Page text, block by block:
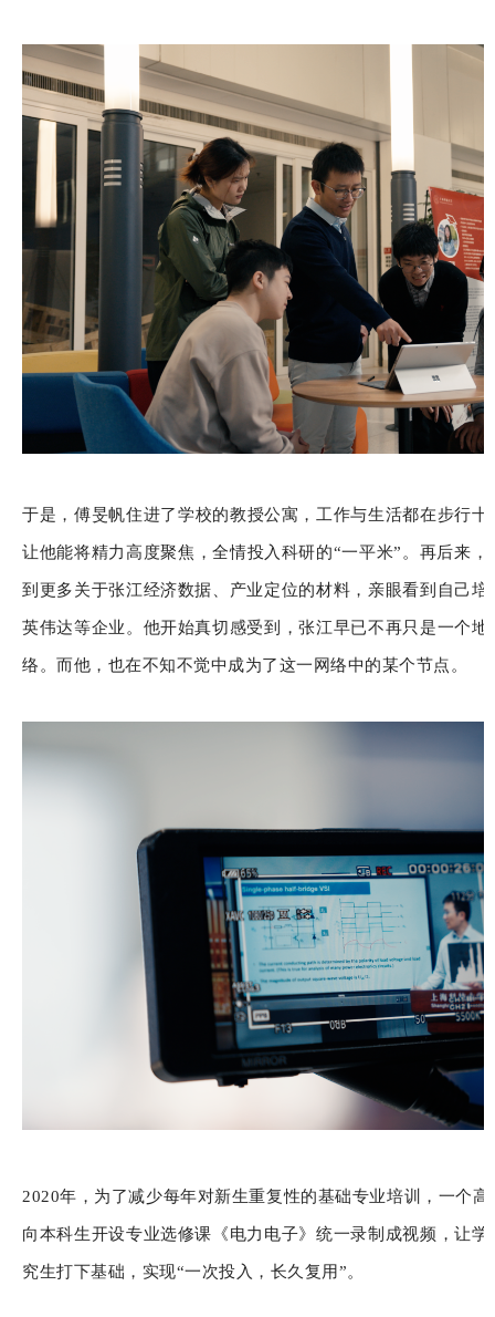
于是，傅旻帆住进了学校的教授公寓，工作与生活都在步行
让他能将精力高度聚焦，全情投入科研的“一平米”。再后来
到更多关于张江经济数据、产业定位的材料，亲眼看到自己
英伟达等企业。他开始真切感受到，张江早已不再只是一个
络。而他，也在不知不觉中成为了这一网络中的某个节点。
2020年，为了减少每年对新生重复性的基础专业培训，一个
向本科生开设专业选修课《电力电子》统一录制成视频，让
究生打下基础，实现“一次投入，长久复用”。